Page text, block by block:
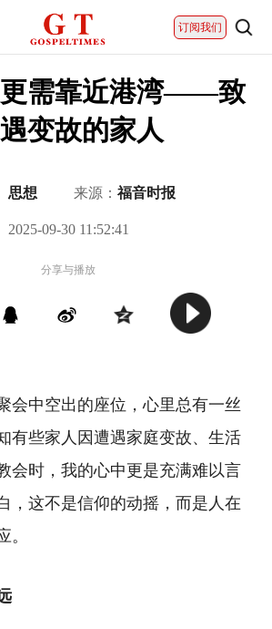
订阅我们
需靠近港湾——致
变故的家人
思想 来源： 福音时报
2025-09-30 11:52:41
分享与播放
会中空出的座位，心里总有一丝
有些家人因遭遇家庭变故、生活
会时，我的心中更是充满难以言
，这不是信仰的动摇，而是人在
。